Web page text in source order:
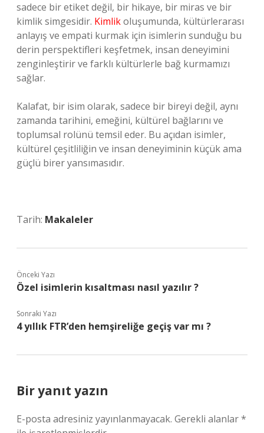
sadece bir etiket değil, bir hikaye, bir miras ve bir
kimlik simgesidir. Kimlikoluşumunda, kültürlerarası
anlayış ve empati kurmak için isimlerin sunduğu bu
derin perspektifleri keşfetmek, insan deneyimini
zenginleştirir ve farklı kültürlerle bağ kurmamızı
sağlar.
Kalafat, bir isim olarak, sadece bir bireyi değil, aynı
zamanda tarihini, emeğini, kültürel bağlarını ve
toplumsal rolünü temsil eder. Bu açıdan isimler,
kültürel çeşitliliğin ve insan deneyiminin küçük ama
güçlü birer yansımasıdır.
Tarih: Makaleler
Önceki Yazı
Özel isimlerin kısaltması nasıl yazılır ?
Sonraki Yazı
4 yıllık FTR’den hemşireliğe geçiş var mı ?
Bir yanıt yazın
E-posta adresiniz yayınlanmayacak. Gerekli alanlar*